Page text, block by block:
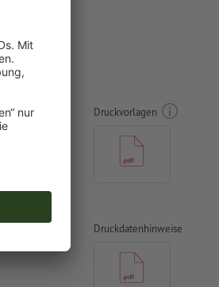
mind.
mind.
Druckvorlagen
Druckdatenhinweise